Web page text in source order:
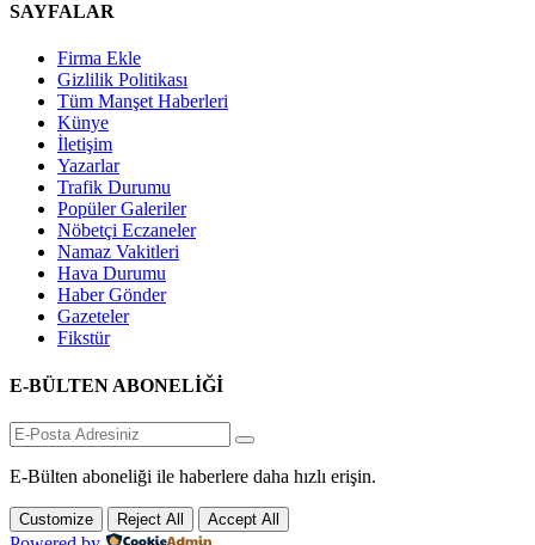
SAYFALAR
Firma Ekle
Gizlilik Politikası
Tüm Manşet Haberleri
Künye
İletişim
Yazarlar
Trafik Durumu
Popüler Galeriler
Nöbetçi Eczaneler
Namaz Vakitleri
Hava Durumu
Haber Gönder
Gazeteler
Fikstür
E-BÜLTEN ABONELİĞİ
E-Bülten aboneliği ile haberlere daha hızlı erişin.
Customize Reject All Accept All